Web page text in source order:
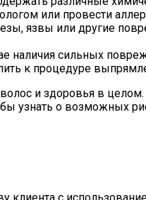
или провести
язвы или другие
наличия сильных
к процедуре
волос и здоровья в
узнать о возможных